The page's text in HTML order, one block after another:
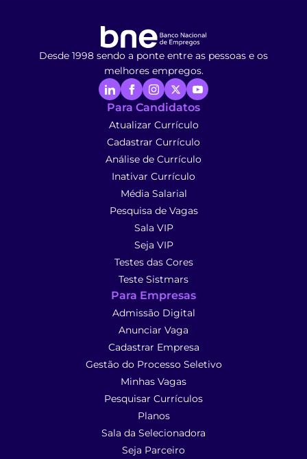
Desde 1998 sendo a ponte entre as pessoas e os
melhores empregos.
Para Candidatos
Atualizar Currículo
Cadastrar Currículo
Análise de Currículo
Inativar Currículo
Média Salarial
Pesquisa de Vagas
Sala VIP
Seja VIP
Testes das Cores
Teste Sistmars
Para Empresas
Admissão Digital
Anunciar Vaga
Cadastrar Empresa
Gestão do Processo Seletivo
Minhas Vagas
Pesquisar Currículos
Planos
Sala da Selecionadora
Seja Parceiro